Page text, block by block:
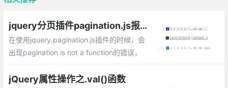
jquery分页插件pagination.js报错pagination is not a function的bug解决方法
在使用jquery.pagination.js插件的时候，会
出现pagination is not a function的错误，
下，请对比自己的代码参考！
jQuery属性操作之.val()函数